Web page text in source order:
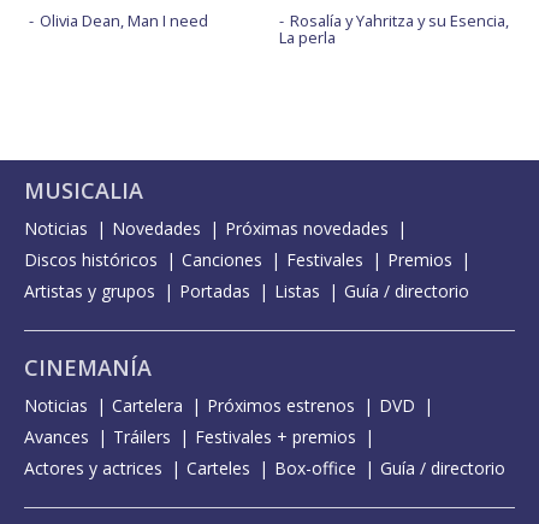
Olivia Dean, Man I need Rosalía y Yahritza y su Esencia,
La perla
MUSICALIA
Noticias Novedades
Próximas novedades
Discos históricos
Canciones Festivales
Premios
Artistas y grupos
Portadas Listas Guía / directorio
CINEMANÍA
Noticias Cartelera Próximos estrenos
DVD
Avances
Tráilers
Festivales + premios
Actores y actrices
Carteles Box-office Guía / directorio